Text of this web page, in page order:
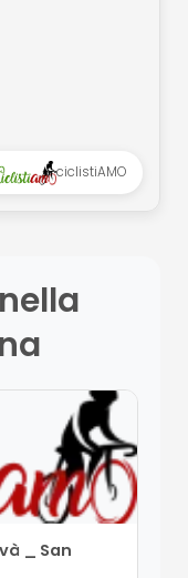
ciclistiAMO
_ San